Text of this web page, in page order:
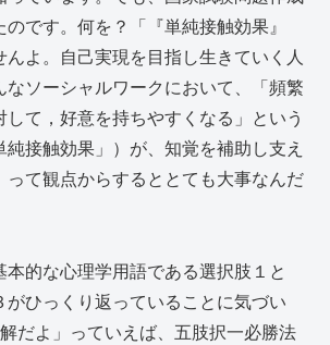
です。何を？「『単純接触効果』
んよ。自己実現を目指し生きていく人
なソーシャルワークにおいて、「頻繁
て，好意を持ちやすくなる」という
純接触効果」）が、知覚を補助し支え
って観点からするととても大事なんだ
本的な心理学用語である選択肢１と
がひっくり返っていることに気づい
だよ」っていえば、五肢択一必勝法